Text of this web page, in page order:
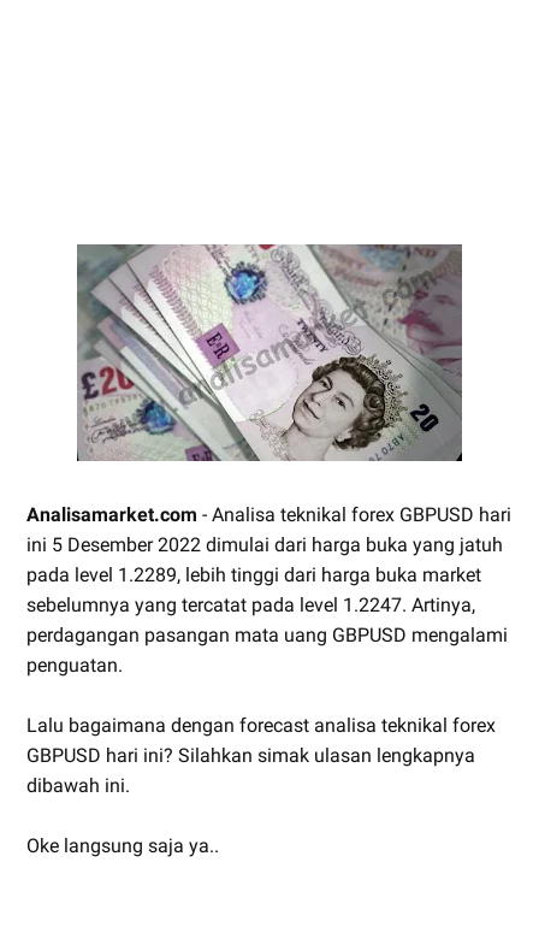
Analisamarket.com - Analisa teknikal forex GBPUSD hari
ini 5 Desember 2022 dimulai dari harga buka yang jatuh
pada level 1.2289, lebih tinggi dari harga buka market
sebelumnya yang tercatat pada level 1.2247. Artinya,
perdagangan pasangan mata uang GBPUSD mengalami
penguatan.
Lalu bagaimana dengan forecast analisa teknikal forex
GBPUSD hari ini? Silahkan simak ulasan lengkapnya
dibawah ini.
Oke langsung saja ya..